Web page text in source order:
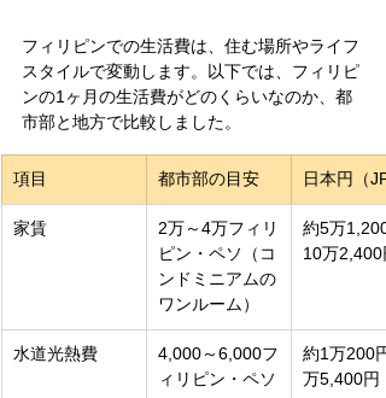
フィリピンでの生活費は、住む場所やライフ
スタイルで変動します。以下では、フィリピ
ンの1ヶ月の生活費がどのくらいなのか、都
市部と地方で比較しました。
項目 都市部の目安 日本円（
家賃
2万～4万フィリ
ピン・ペソ（コ
ンドミニアムの
ワンルーム）
約5万1,200
10万2,400
水道光熱費
4,000～6,000フ
ィリピン・ペソ
約1万200
万5,400円